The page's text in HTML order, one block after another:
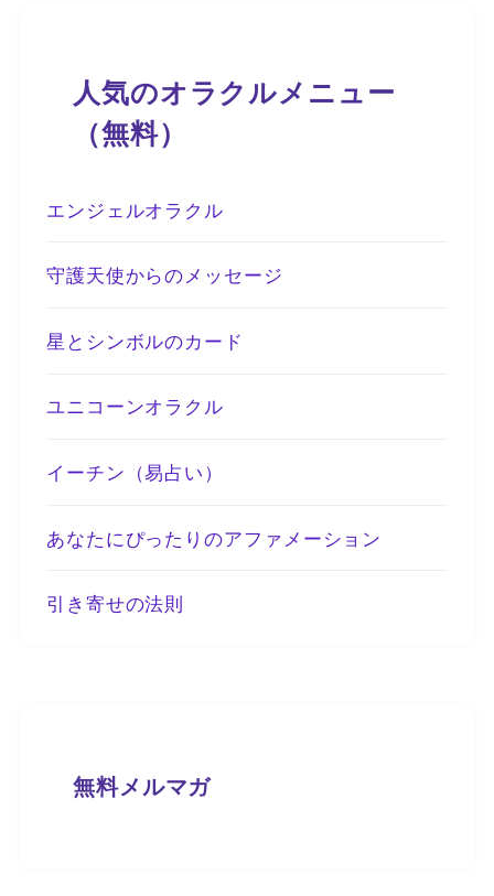
人気のオラクルメニュー
（無料）
エンジェルオラクル
守護天使からのメッセージ
星とシンボルのカード
ユニコーンオラクル
イーチン（易占い）
あなたにぴったりのアファメーション
引き寄せの法則
無料メルマガ